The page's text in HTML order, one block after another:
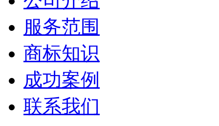
服务范围
商标知识
成功案例
联系我们